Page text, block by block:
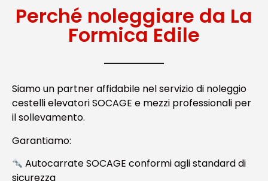
Perché noleggiare da La
Formica Edile
Siamo un partner affidabile nel servizio di noleggio
cestelli elevatori SOCAGE e mezzi professionali per
il sollevamento.
Garantiamo:
Autocarrate SOCAGE conformi agli standard di
sicurezza